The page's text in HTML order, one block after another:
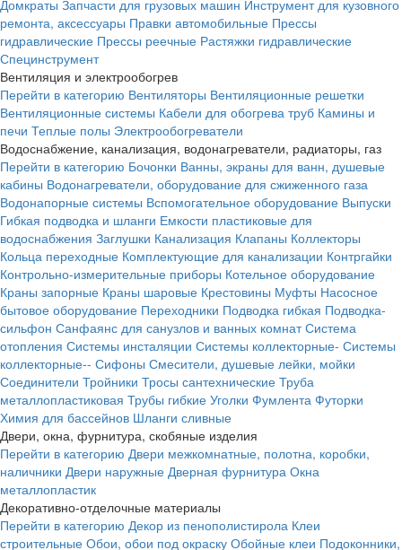
Домкраты Запчасти для грузовых машин Инструмент для кузовного
ремонта, аксессуары Правки автомобильные Прессы
гидравлические Прессы реечные Растяжки гидравлические
Специнструмент
Вентиляция и электрообогрев
Перейти в категорию Вентиляторы Вентиляционные решетки
Вентиляционные системы Кабели для обогрева труб Камины и
печи Теплые полы Электрообогреватели
Водоснабжение, канализация, водонагреватели, радиаторы, газ
Перейти в категорию Бочонки Ванны, экраны для ванн, душевые
кабины Водонагреватели, оборудование для сжиженного газа
Водонапорные системы Вспомогательное оборудование Выпуски
Гибкая подводка и шланги Емкости пластиковые для
водоснабжения Заглушки Канализация Клапаны Коллекторы
Кольца переходные Комплектующие для канализации Контргайки
Контрольно-измерительные приборы Котельное оборудование
Краны запорные Краны шаровые Крестовины Муфты Насосное
бытовое оборудование Переходники Подводка гибкая Подводка-
сильфон Санфаянс для санузлов и ванных комнат Система
отопления Системы инсталяции Системы коллекторные- Системы
коллекторные-- Сифоны Смесители, душевые лейки, мойки
Соединители Тройники Тросы сантехнические Труба
металлопластиковая Трубы гибкие Уголки Фумлента Футорки
Химия для бассейнов Шланги сливные
Двери, окна, фурнитура, скобяные изделия
Перейти в категорию Двери межкомнатные, полотна, коробки,
наличники Двери наружные Дверная фурнитура Окна
металлопластик
Декоративно-отделочные материалы
Перейти в категорию Декор из пенополистирола Клеи
строительные Обои, обои под окраску Обойные клеи Подоконники,